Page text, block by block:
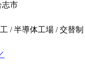
志市
/ 半導体工場 / 交替制